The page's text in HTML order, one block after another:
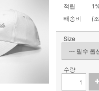
적립
배송비
(
Size
수량